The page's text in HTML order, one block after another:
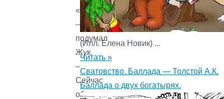
«Конец,
–
подумал
Жук.
–
Сейчас
об
(Илл. Елена Новик) ...
Читать »
Сватовство. Баллада — Толстой А.К.
Баллада о двух богатырях.